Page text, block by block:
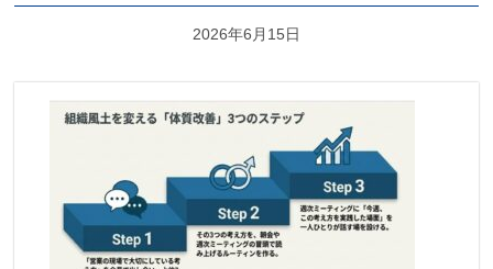
2026年6月15日